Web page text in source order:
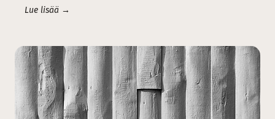
Lue lisää →